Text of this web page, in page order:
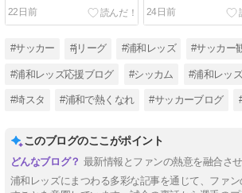
22日前 24日前
#サッカー #jリーグ #浦和レッズ #サッカー
#浦和レッズ応援ブログ #シッカム #浦和レッ
#埼スタ #浦和で熱くなれ #サッカーブログ
このブログのここがポイント
最新情報とファンの熱意を融合さ
浦和レッズにまつわる多彩な記事を通じて、ファ